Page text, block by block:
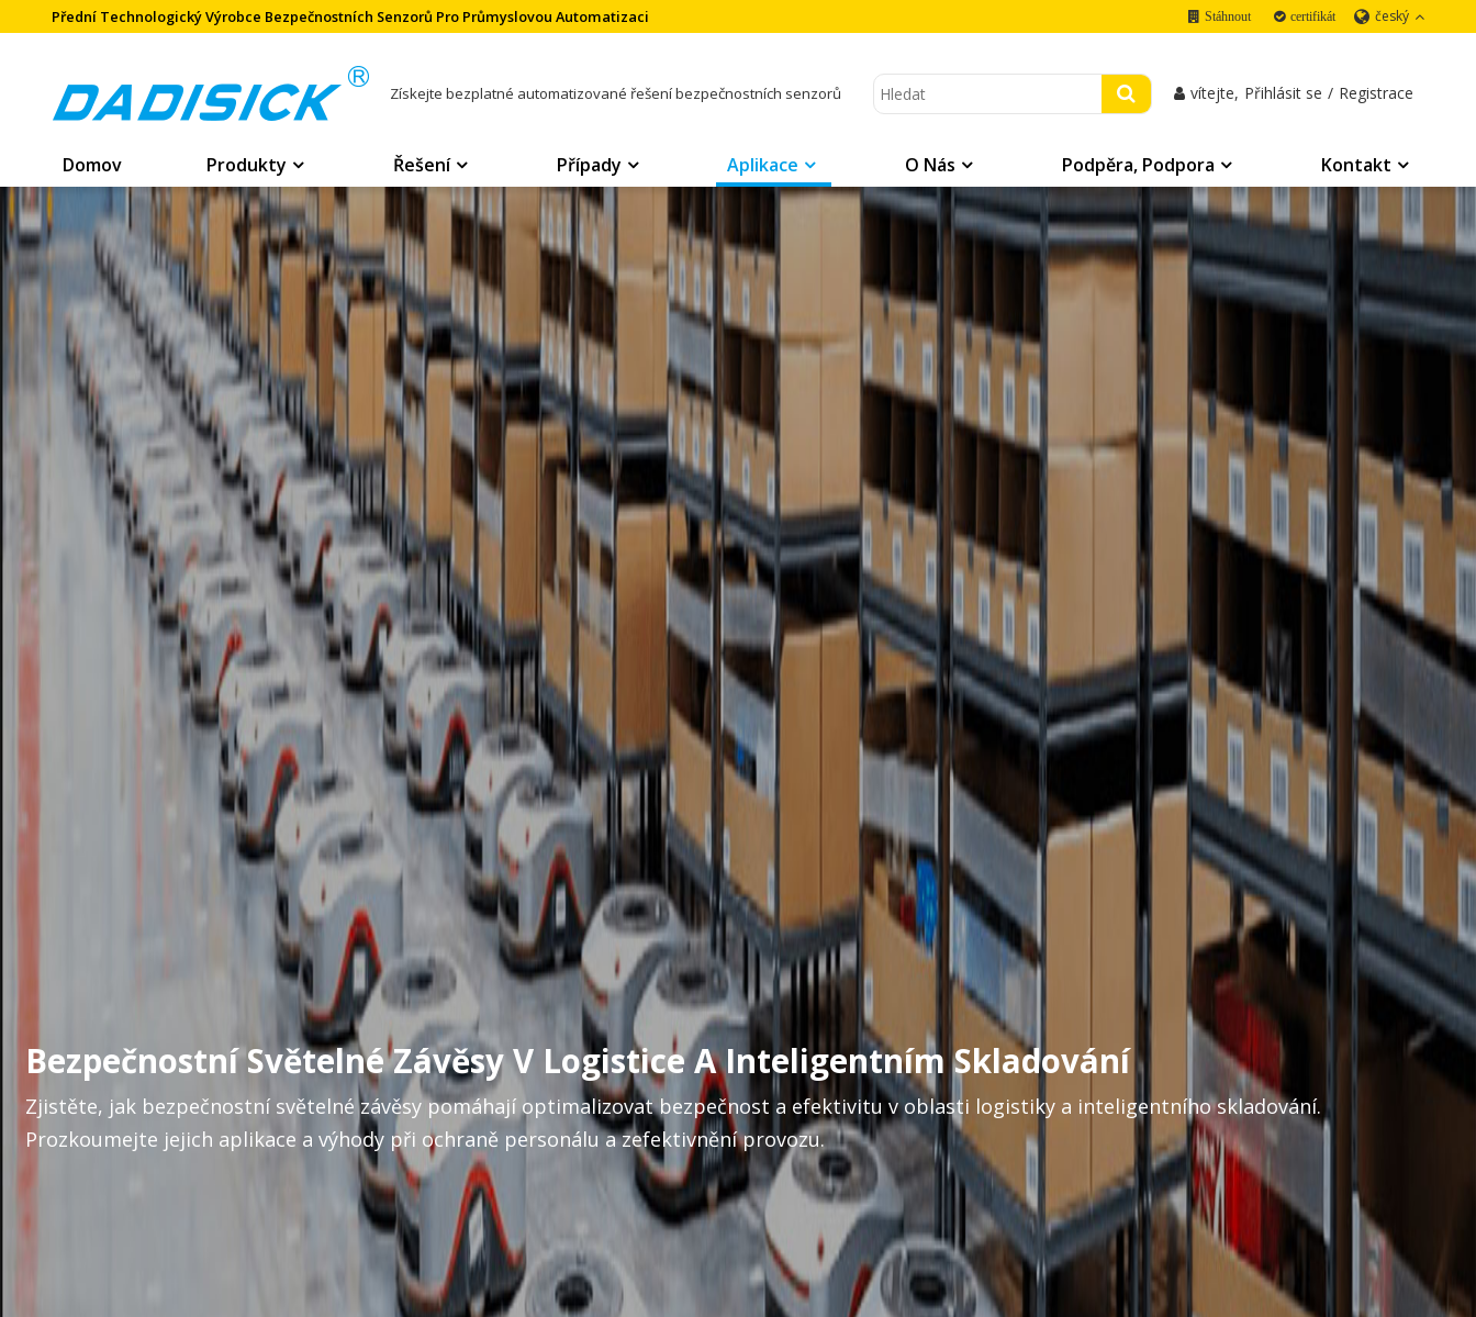
Přední Technologický Výrobce Bezpečnostních Senzorů Pro Průmyslovou Automatizaci Stáhnout certifikát český
Získejte bezplatné automatizované řešení bezpečnostních senzorů vítejte, Přihlásit se / Registrace
Domov Produkty Řešení Případy Aplikace O Nás Podpěra, Podpora Kontakt
Bezpečnostní Světelné Závěsy V Logistice A Inteligentním Skladování
Zjistěte, jak bezpečnostní světelné závěsy pomáhají optimalizovat bezpečnost a efektivitu v oblasti logistiky a inteligentního skladování.
Prozkoumejte jejich aplikace a výhody při ochraně personálu a zefektivnění provozu.